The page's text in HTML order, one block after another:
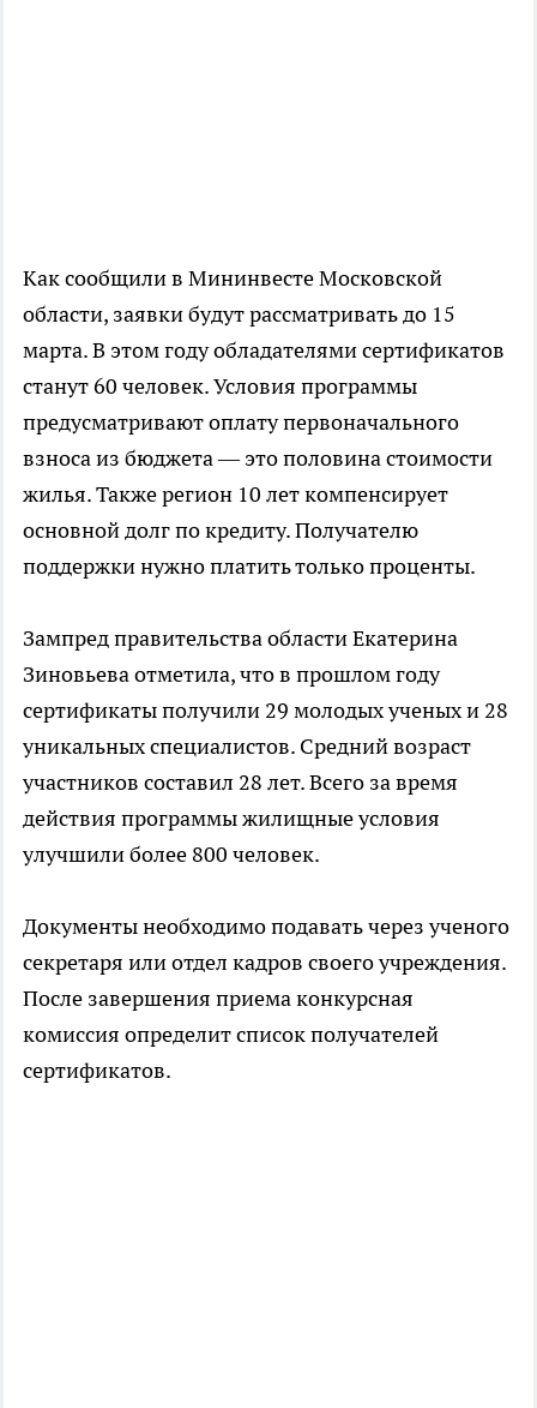
Как сообщили в Мининвесте Московской
области, заявки будут рассматривать до 15
марта. В этом году обладателями сертификатов
станут 60 человек. Условия программы
предусматривают оплату первоначального
взноса из бюджета — это половина стоимости
жилья. Также регион 10 лет компенсирует
основной долг по кредиту. Получателю
поддержки нужно платить только проценты.
Зампред правительства области Екатерина
Зиновьева отметила, что в прошлом году
сертификаты получили 29 молодых ученых и 28
уникальных специалистов. Средний возраст
участников составил 28 лет. Всего за время
действия программы жилищные условия
улучшили более 800 человек.
Документы необходимо подавать через ученого
секретаря или отдел кадров своего учреждения.
После завершения приема конкурсная
комиссия определит список получателей
сертификатов.